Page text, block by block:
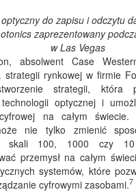
do zapisu i odczytu
zaprezentowany
w Las Vegas
absolwent Case
strategii rynkowej w firmie
strategii, która
optycznej i
na całym
nie tylko zmienić
skali 100, 1000 czy
przemysł na całym
systemów, które
cyfrowymi zasobami.7